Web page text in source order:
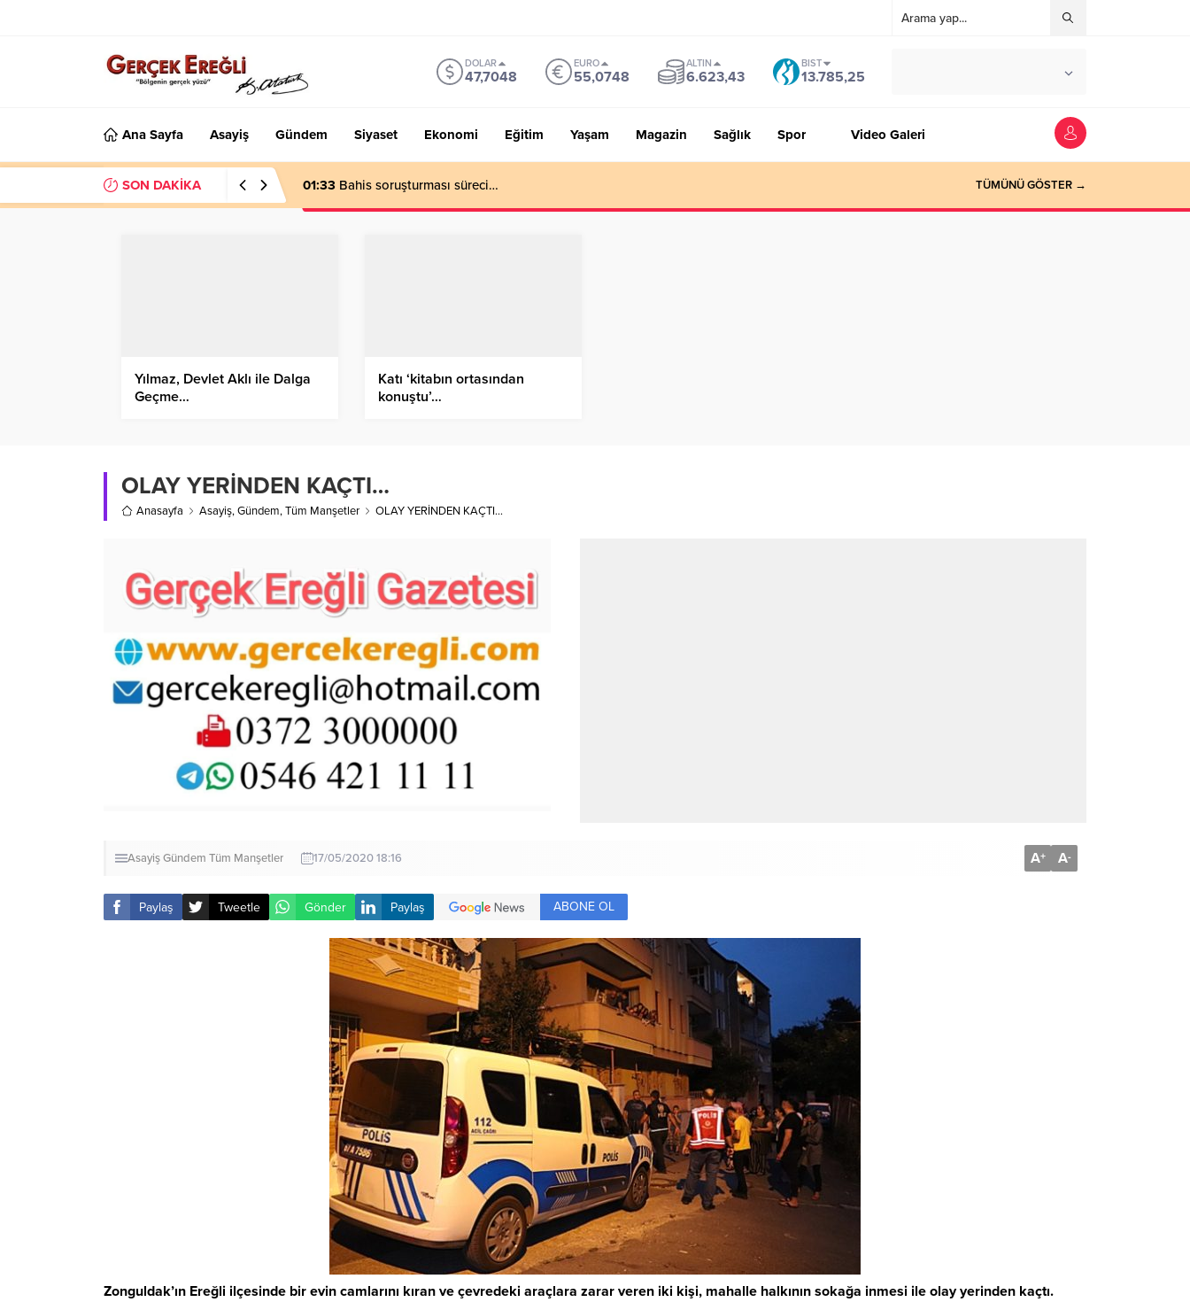
DOLAR
47,7048
EURO
55,0748
ALTIN
6.623,43
BIST
13.785,25
Ana Sayfa Asayiş Gündem Siyaset Ekonomi Eğitim Yaşam Magazin Sağlık Spor Video Galeri
SON DAKİKA 01:33 Bahis soruşturması süreci… TÜMÜNÜ GÖSTER →
Yılmaz, Devlet Aklı ile Dalga
Geçme…
Katı ‘kitabın ortasından
konuştu’…
OLAY YERİNDEN KAÇTI…
Anasayfa Asayiş,Gündem,Tüm Manşetler OLAY YERİNDEN KAÇTI…
AsayişGündem Tüm Manşetler 17/05/2020 18:16 A+ A-
Paylaş Tweetle Gönder Paylaş ABONE OL
Zonguldak’ın Ereğli ilçesinde bir evin camlarını kıran ve çevredeki araçlara zarar veren iki kişi, mahalle halkının sokağa inmesi ile olay yerinden kaçtı.